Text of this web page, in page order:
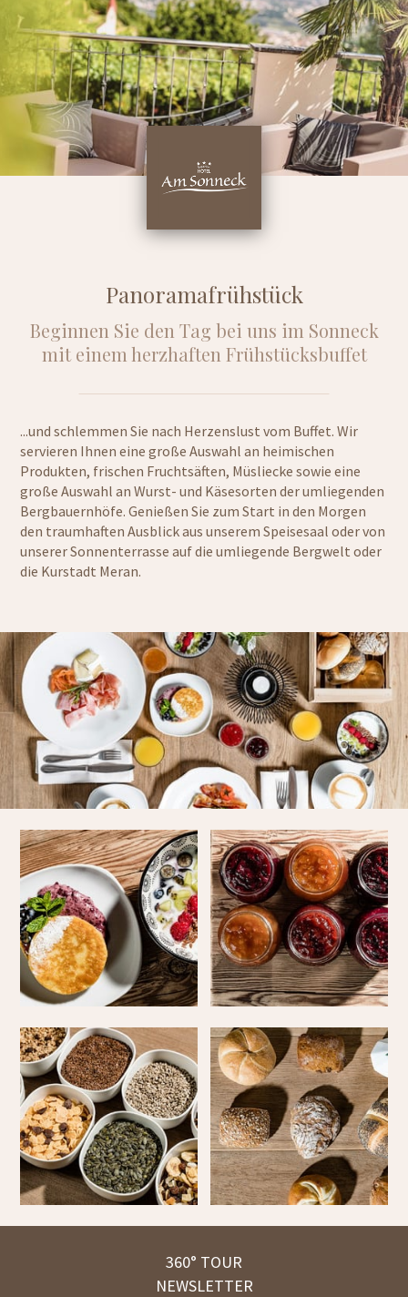
Panoramafrühstück
Beginnen Sie den Tag bei uns im Sonneck
mit einem herzhaften Frühstücksbuffet
...und schlemmen Sie nach Herzenslust vom Buffet. Wir
servieren Ihnen eine große Auswahl an heimischen
Produkten, frischen Fruchtsäften, Müsliecke sowie eine
große Auswahl an Wurst- und Käsesorten der umliegenden
Bergbauernhöfe. Genießen Sie zum Start in den Morgen
den traumhaften Ausblick aus unserem Speisesaal oder von
unserer Sonnenterrasse auf die umliegende Bergwelt oder
die Kurstadt Meran.
360° TOUR
NEWSLETTER